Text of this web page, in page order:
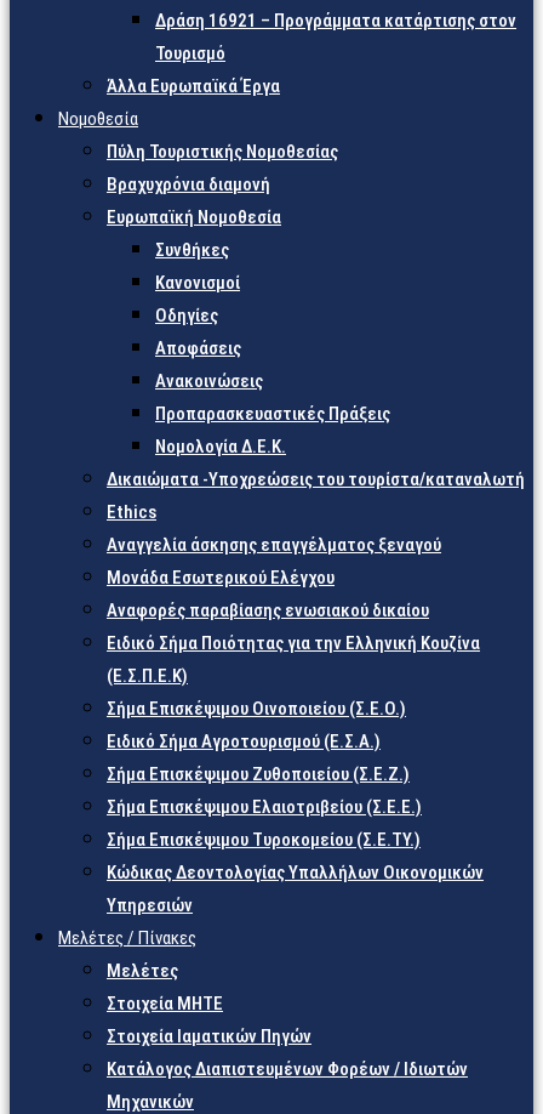
Δράση 16921 – Προγράμματα κατάρτισης στον
Τουρισμό
Άλλα Ευρωπαϊκά Έργα
Νομοθεσία
Πύλη Τουριστικής Νομοθεσίας
Βραχυχρόνια διαμονή
Ευρωπαϊκή Νομοθεσία
Συνθήκες
Κανονισμοί
Οδηγίες
Αποφάσεις
Ανακοινώσεις
Προπαρασκευαστικές Πράξεις
Νομολογία Δ.Ε.Κ.
Δικαιώματα -Υποχρεώσεις του τουρίστα/καταναλωτή
Ethics
Αναγγελία άσκησης επαγγέλματος ξεναγού
Μονάδα Εσωτερικού Ελέγχου
Αναφορές παραβίασης ενωσιακού δικαίου
Ειδικό Σήμα Ποιότητας για την Ελληνική Κουζίνα
(Ε.Σ.Π.Ε.Κ)
Σήμα Επισκέψιμου Οινοποιείου (Σ.Ε.Ο.)
Ειδικό Σήμα Αγροτουρισμού (Ε.Σ.Α.)
Σήμα Επισκέψιμου Ζυθοποιείου (Σ.Ε.Ζ.)
Σήμα Επισκέψιμου Ελαιοτριβείου (Σ.Ε.Ε.)
Σήμα Επισκέψιμου Τυροκομείου (Σ.Ε.TY.)
Κώδικας Δεοντολογίας Υπαλλήλων Οικονομικών
Υπηρεσιών
Μελέτες / Πίνακες
Μελέτες
Στοιχεία ΜΗΤΕ
Στοιχεία Ιαματικών Πηγών
Κατάλογος Διαπιστευμένων Φορέων / Ιδιωτών
Μηχανικών